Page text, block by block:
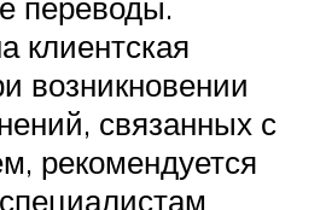
клиентская
возникновении
связанных с
рекомендуется